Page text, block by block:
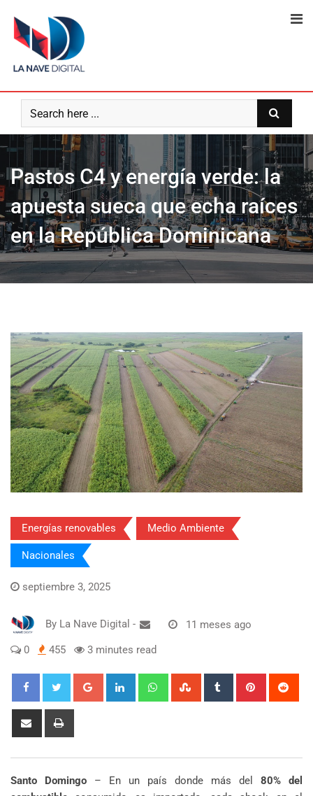
content
Pastos C4 y energía verde: la
apuesta sueca que echa raíces
en la República Dominicana
Energías renovables Medio Ambiente
Nacionales
septiembre 3, 2025
By La Nave Digital - 11 meses ago
0 455 3 minutes read
Google+ LinkedIn WhatsappStumbleUpon
Tumblr Pinterest
Share
Santo Domingo – En un país donde más del 80% del